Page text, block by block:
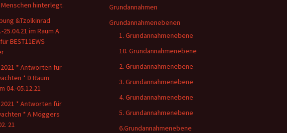
hinterlegt.
&Tzolkinrad
25.04.21 im Raum A
BEST11EWS
2021 * Antworten für
* D Raum
04.-05.12.21
2021 * Antworten für
* A Möggers
21
Grundannahmen
Grundannahmenebenen
1. Grundannahmenebene
10. Grundannahmenebene
2. Grundannahmenebene
3. Grundannahmenebene
4. Grundannahmenebene
5. Grundannahmenebene
6.Grundannahmenebene